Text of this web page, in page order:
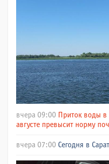
вчера 09:00 Приток воды
августе превысит норму
вчера 07:00 Сегодня в